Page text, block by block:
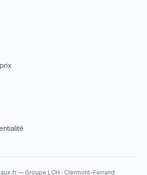
— Groupe LCH · Clermont-Ferrand